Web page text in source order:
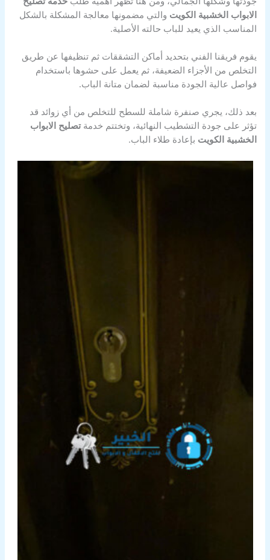
الابواب الخشبية الكويت والتي مضمونها معالجة المشكلة بالشكل
المناسب الذي يعيد للباب حالته الأصلية.
يقوم فريقنا الفني بتحديد أماكن التشققات ثم تنظيفها عن طريق
التخلص من الأجزاء الضعيفة، ثم يعمل على حشوها باستخدام
فواصل عالية الجودة مناسبة لضمان متانة الباب.
بعد ذلك، يجري صنفرة شاملة للسطح للتخلص من أي زوائد قد
تؤثر على جودة التشطيب النهائية، وتختتم خدمةتصليح الابواب
الخشبية الكويت بإعادة طلاء الباب.